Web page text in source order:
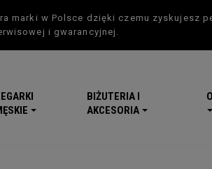
marki w Polsce dzięki czemu zyskujesz
i gwarancyjnej.
BIŻUTERIA I
AKCESORIA